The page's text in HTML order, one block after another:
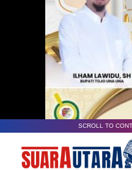
SCROLL TO